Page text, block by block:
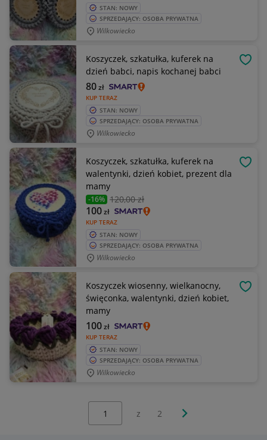
STAN: NOWY
SPRZEDAJĄCY: OSOBA PRYWATNA
Wilkowiecko
Koszyczek, szkatułka, kuferek na
dzień babci, napis kochanej babci
KUP TERAZ
80zł
STAN: NOWY
SPRZEDAJĄCY: OSOBA PRYWATNA
Wilkowiecko
Koszyczek, szkatułka, kuferek na
walentynki, dzień kobiet, prezent dla
mamy
-16% 120,00 zł
KUP TERAZ
100zł
STAN: NOWY
SPRZEDAJĄCY: OSOBA PRYWATNA
Wilkowiecko
Koszyczek wiosenny, wielkanocny,
święconka, walentynki, dzień kobiet,
mamy
KUP TERAZ
100zł
STAN: NOWY
SPRZEDAJĄCY: OSOBA PRYWATNA
Wilkowiecko
z 2 Następna strona